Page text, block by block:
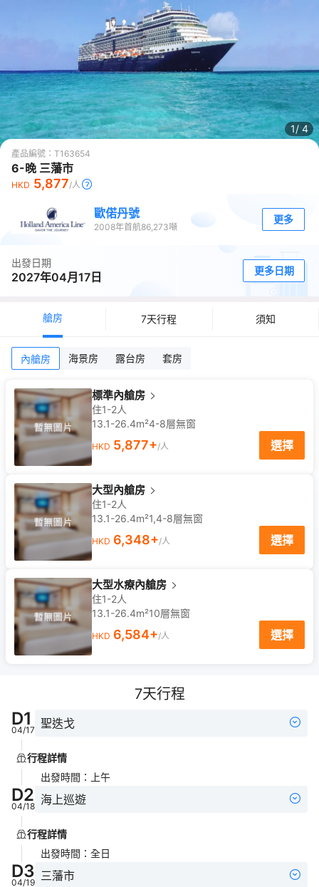
1/ 4
產品編號： T163654
6-晚 三藩市
HKD 5,877/人
歐偌丹號
2008年首航86,273噸
更多
出發日期
2027年04月17日 更多日期
艙房 7天行程 須知
內艙房 海景房 露台房 套房
標準內艙房
住1-2人
13.1-26.4m²4-8層無窗
HKD 5,877+/人 選擇
大型內艙房
住1-2人
13.1-26.4m²1,4-8層無窗
HKD 6,348+/人 選擇
大型水療內艙房
住1-2人
13.1-26.4m²10層無窗
HKD 6,584+/人 選擇
7天行程
D1
04/17 聖迭戈
行程詳情
出發時間 ： 上午
D2
04/18 海上巡遊
行程詳情
出發時間 ： 全日
D3
04/19 三藩市